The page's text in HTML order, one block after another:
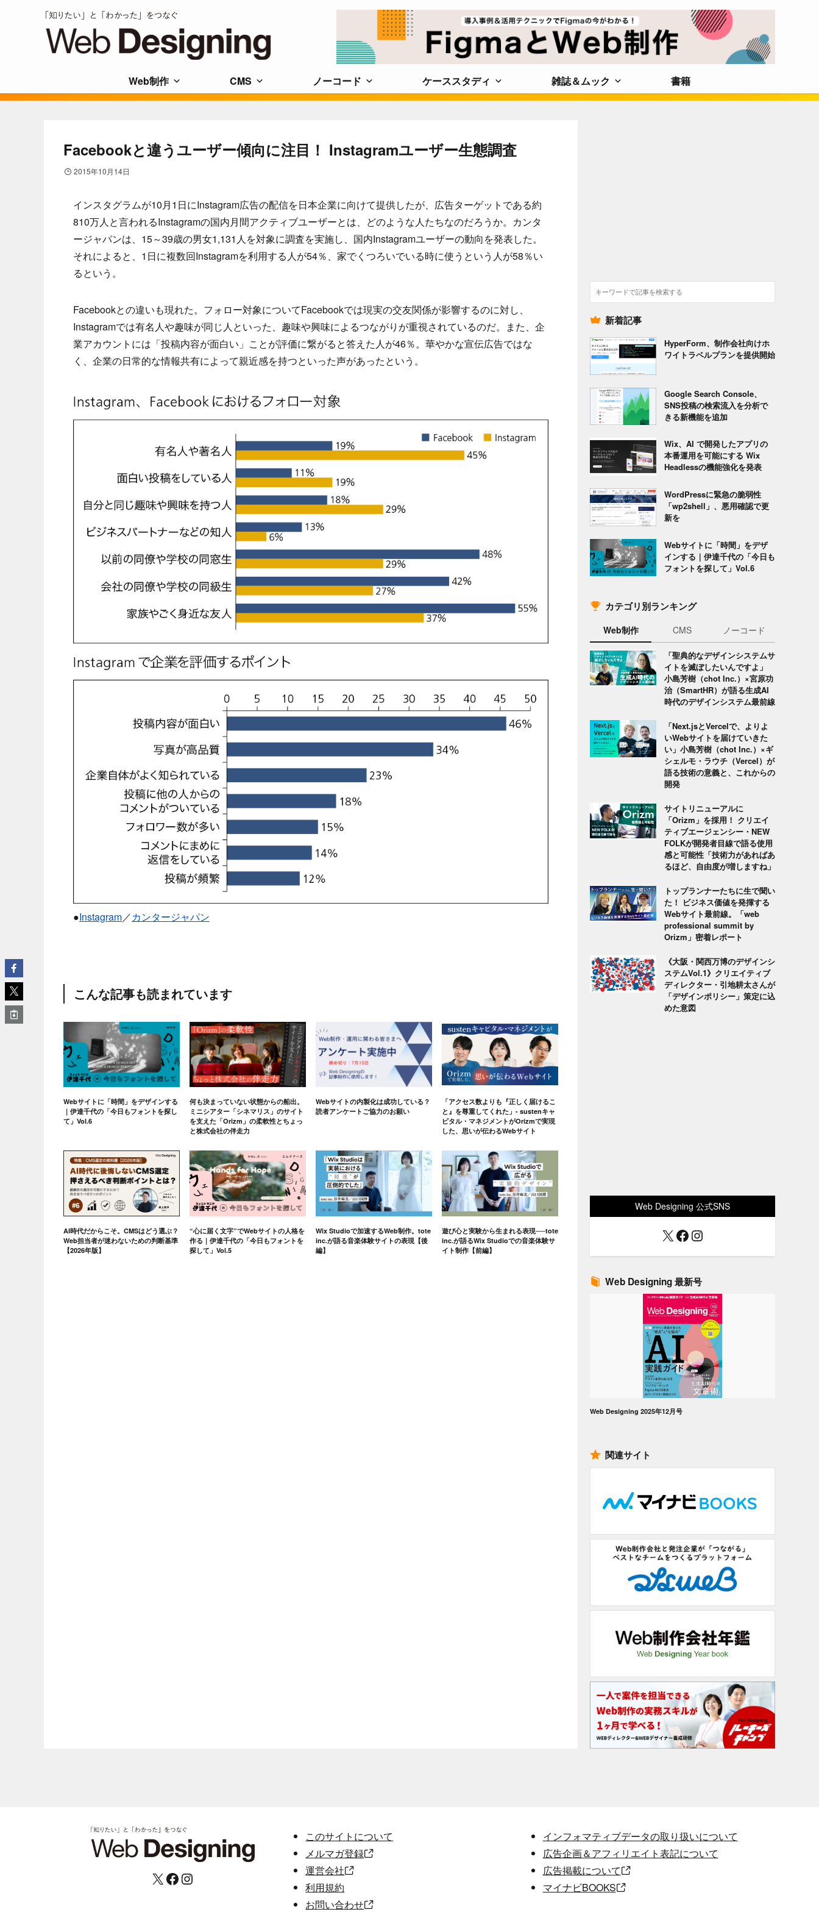
Web制作 CMS ノーコード ケーススタディ 雑誌＆ムック 書籍
Facebookと違うユーザー傾向に注目！ Instagramユーザー生態調査
2015年10月14日
インスタグラムが10月1日にInstagram広告の配信を日本企業に向けて提供したが、広告ターゲットである約
810万人と言われるInstagramの国内月間アクティブユーザーとは、どのような人たちなのだろうか。カンタ
ージャパンは、15～39歳の男女1,131人を対象に調査を実施し、国内Instagramユーザーの動向を発表した。
それによると、1日に複数回Instagramを利用する人が54％、家でくつろいでいる時に使うという人が58％い
るという。
Facebookとの違いも現れた。フォロー対象についてFacebookでは現実の交友関係が影響するのに対し、
Instagramでは有名人や趣味が同じ人といった、趣味や興味によるつながりが重視されているのだ。また、企
業アカウントには「投稿内容が面白い」ことが評価に繋がると答えた人が46％。華やかな宣伝広告ではな
く、企業の日常的な情報共有によって親近感を持つといった声があったという。
●Instagram／カンタージャパン
こんな記事も読まれています
Webサイトに「時間」をデザインする
｜伊達千代の「今日もフォントを探し
て」Vol.6
何も決まっていない状態からの船出。
ミニシアター「シネマリス」のサイト
を支えた「Orizm」の柔軟性とちょっ
と株式会社の伴走力
Webサイトの内製化は成功している？
読者アンケートご協力のお願い
「アクセス数よりも『正しく届けるこ
と』を尊重してくれた」- sustenキャ
ピタル・マネジメントがOrizmで実現
した、思いが伝わるWebサイト
AI時代だからこそ。CMSはどう選ぶ？
Web担当者が迷わないための判断基準
【2026年版】
“心に届く文字”でWebサイトの人格を
作る｜伊達千代の「今日もフォントを
探して」Vol.5
Wix Studioで加速するWeb制作。tote
inc.が語る音楽体験サイトの表現【後
編】
遊び心と実験から生まれる表現──tote
inc.が語るWix Studioでの音楽体験サ
イト制作【前編】
検
索
新着記事
HyperForm、制作会社向けホ
ワイトラベルプランを提供開始
Google Search Console、
SNS投稿の検索流入を分析で
きる新機能を追加
Wix、AI で開発したアプリの
本番運用を可能にする Wix
Headlessの機能強化を発表
WordPressに緊急の脆弱性
「wp2shell」、悪用確認で更
新を
Webサイトに「時間」をデザ
インする｜伊達千代の「今日も
フォントを探して」Vol.6
カテゴリ別ランキング
Web制作 CMS ノーコード
「聖典的なデザインシステムサ
イトを滅ぼしたいんですよ」
小島芳樹（chot Inc.）×宮原功
治（SmartHR）が語る生成AI
時代のデザインシステム最前線
「Next.jsとVercelで、よりよ
いWebサイトを届けていきた
い」小島芳樹（chot Inc.）×ギ
シェルモ・ラウチ（Vercel）が
語る技術の意義と、これからの
開発
サイトリニューアルに
「Orizm」を採用！ クリエイ
ティブエージェンシー・NEW
FOLKが開発者目線で語る使用
感と可能性「技術力があればあ
るほど、自由度が増しますね」
トップランナーたちに生で聞い
た！ ビジネス価値を発揮する
Webサイト最前線。「web
professional summit by
Orizm」密着レポート
《大阪・関西万博のデザインシ
ステムVol.1》クリエイティブ
ディレクター・引地耕太さんが
「デザインポリシー」策定に込
めた意図
Web Designing 公式SNS
X Facebook
Instagram
Web Designing 最新号
Web Designing 2025年12月号
関連サイト
X Facebook Instagram
このサイトについて
メルマガ登録
運営会社
利用規約
お問い合わせ
インフォマティブデータの取り扱いについて
広告企画＆アフィリエイト表記について
広告掲載について
マイナビBOOKS